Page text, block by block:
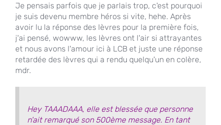
Je pensais parfois que je parlais trop, c'est pourquoi
je suis devenu membre héros si vite, hehe. Après
avoir lu la réponse des lèvres pour la première fois,
j'ai pensé, wowww, les lèvres ont l'air si attrayantes
et nous avons l'amour ici à LCB et juste une réponse
retardée des lèvres qui a rendu quelqu'un en colère,
mdr.
Hey TAAADAAA, elle est blessée que personne
n'ait remarqué son 500ème message. En tant